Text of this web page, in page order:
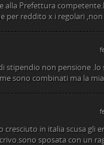
Prefettura
per reddito x i regolari
stipendio non pensione .lo
sono combinati ma la
cresciuto in italia scusa gli
sposata con un